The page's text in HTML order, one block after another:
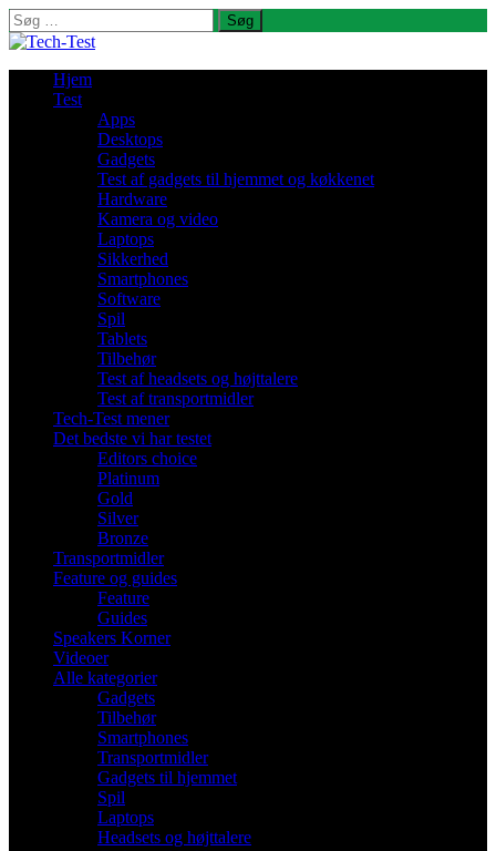
Søg
efter:
Hjem
Test
Apps
Desktops
Gadgets
Test af gadgets til hjemmet og køkkenet
Hardware
Kamera og video
Laptops
Sikkerhed
Smartphones
Software
Spil
Tablets
Tilbehør
Test af headsets og højttalere
Test af transportmidler
Tech-Test mener
Det bedste vi har testet
Editors choice
Platinum
Gold
Silver
Bronze
Transportmidler
Feature og guides
Feature
Guides
Speakers Korner
Videoer
Alle kategorier
Gadgets
Tilbehør
Smartphones
Transportmidler
Gadgets til hjemmet
Spil
Laptops
Headsets og højttalere